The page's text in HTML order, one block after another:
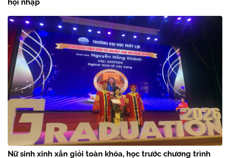
Nguyễn Quý Dương – “Nhà báo không chuyên” kể câu
chuyện Thủy lợi bằng tri thức, trách nhiệm và khát vọng
hội nhập